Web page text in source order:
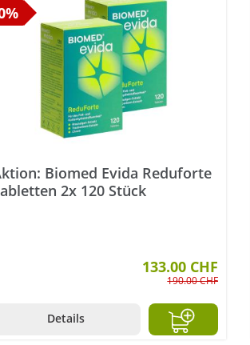
Biomed Evida Reduforte
2x 120 Stück
133.00 CHF
190.00 CHF
Details